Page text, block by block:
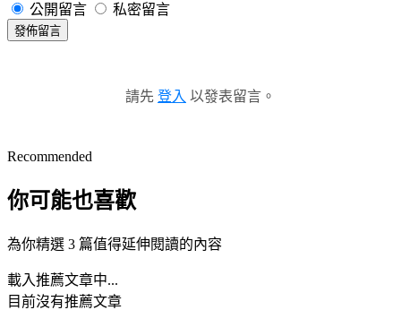
公開留言 私密留言
發佈留言
請先 登入 以發表留言。
Recommended
你可能也喜歡
為你精選 3 篇值得延伸閱讀的內容
載入推薦文章中...
目前沒有推薦文章